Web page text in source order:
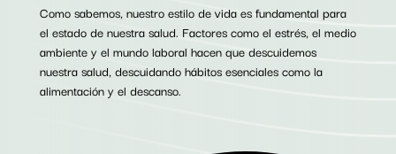
Como sabemos, nuestro estilo de vida es fundamental para
el estado de nuestra salud. Factores como el estrés, el medio
ambiente y el mundo laboral hacen que descuidemos
nuestra salud, descuidando hábitos esenciales como la
alimentación y el descanso.